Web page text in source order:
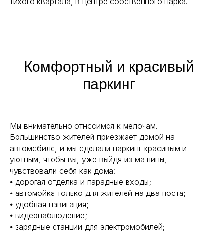
Комфортный и красивый
паркинг
Мы внимательно относимся к мелочам.
Большинство жителей приезжает домой на
автомобиле, и мы сделали паркинг красивым и
уютным, чтобы вы, уже выйдя из машины,
чувствовали себя как дома:
⦁ дорогая отделка и парадные входы;
⦁ автомойка только для жителей на два поста;
⦁ удобная навигация;
⦁ видеонаблюдение;
⦁ зарядные станции для электромобилей;